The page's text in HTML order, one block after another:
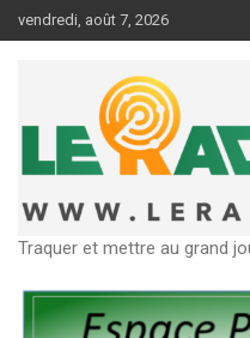
au
vendredi, août 7, 2026
Traquer et mettre au grand